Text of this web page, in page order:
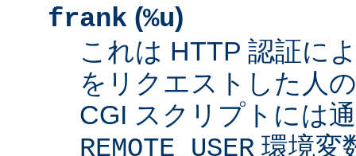
frank (%u)
これは HTTP 認証に
をリクエストした人
CGI スクリプトには
REMOTE_USER 環境変